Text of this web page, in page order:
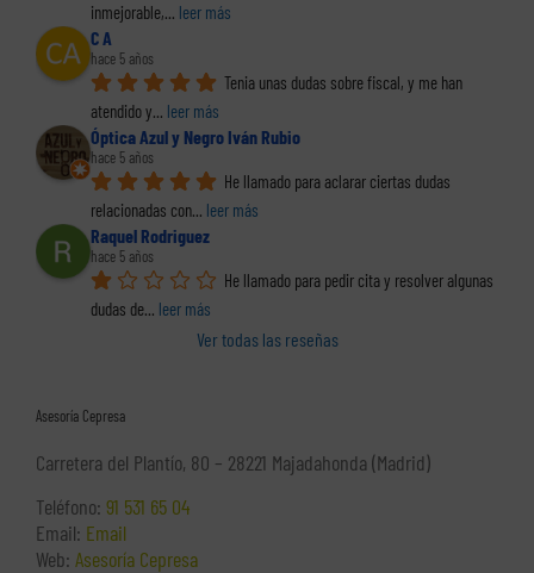
inmejorable,... leer más
C A
hace 5 años
Tenia unas dudas sobre fiscal, y me han
atendido y... leer más
Óptica Azul y Negro Iván Rubio
hace 5 años
He llamado para aclarar ciertas dudas
relacionadas con... leer más
Raquel Rodriguez
hace 5 años
He llamado para pedir cita y resolver algunas
dudas de... leer más
Ver todas las reseñas
Asesoría Cepresa
Carretera del Plantío, 80 – 28221 Majadahonda (Madrid)
Teléfono: 91 531 65 04
Email: Email
Web: Asesoría Cepresa